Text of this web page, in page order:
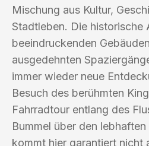
Mischung aus Kultur,
Stadtleben. Die historische
beeindruckenden
ausgedehnten
immer wieder neue
Besuch des berühmten
Fahrradtour entlang des
Bummel über den
kommt hier garantiert nicht